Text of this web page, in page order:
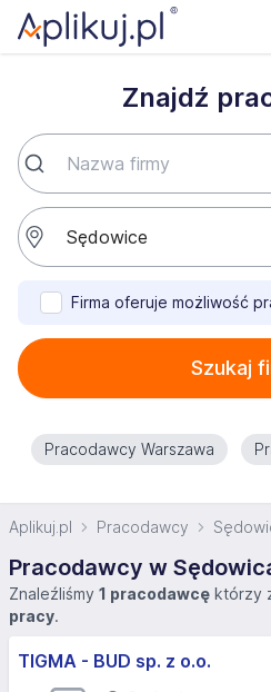
Znajdź
Firma oferuje możliwość
Szukaj
Pracodawcy Warszawa
Aplikuj.pl Pracodawcy
Pracodawcy w
Znaleźliśmy 1 pracodawcę którzy
pracy.
TIGMA - BUD sp. z o.o.